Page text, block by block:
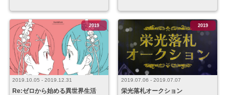
2019.10.05 - 2019.12.31
Re:ゼロから始める異世界生活
2019
2019.07.06 - 2019.07.07
栄光落札オークション
2019